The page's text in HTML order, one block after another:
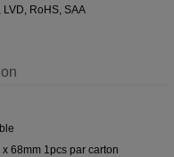
LVD, RoHS, SAA
68mm 1pcs par carton